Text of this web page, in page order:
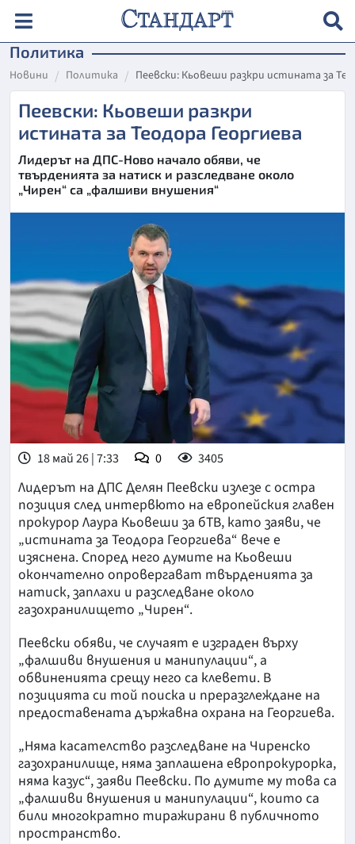
Политика
Новини Политика Пеевски: Кьовеши разкри истината за
Пеевски: Кьовеши разкри
истината за Теодора Георгиева
Лидерът на ДПС-Ново начало обяви, че
твърденията за натиск и разследване около
„Чирен“ са „фалшиви внушения“
18 май 26 | 7:33 0 3405
Лидерът на ДПС Делян Пеевски излезе с остра
позиция след интервюто на европейския главен
прокурор Лаура Кьовеши за бТВ, като заяви, че
„истината за Теодора Георгиева“ вече е
изяснена. Според него думите на Кьовеши
окончателно опровергават твърденията за
натиск, заплахи и разследване около
газохранилището „Чирен“.
Пеевски обяви, че случаят е изграден върху
„фалшиви внушения и манипулации“, а
обвиненията срещу него са клевети. В
позицията си той поиска и преразглеждане на
предоставената държавна охрана на Георгиева.
„Няма касателство разследване на Чиренско
газохранилище, няма заплашена европрокурорка,
няма казус“, заяви Пеевски. По думите му това са
„фалшиви внушения и манипулации“, които са
били многократно тиражирани в публичното
пространство.